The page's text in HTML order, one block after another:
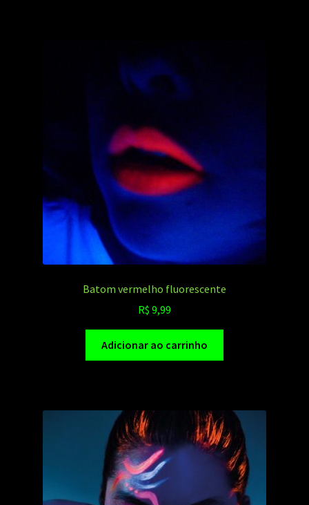
Batom vermelho fluorescente
R$ 9,99
Adicionar ao carrinho